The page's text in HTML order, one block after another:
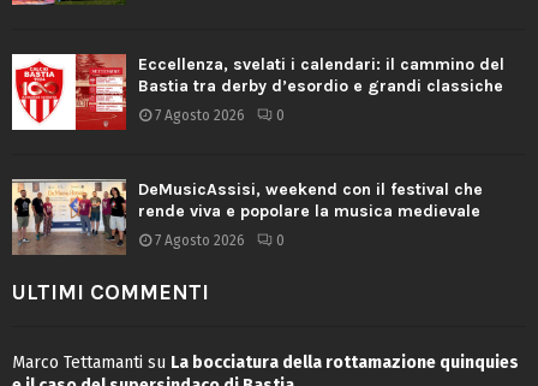
Eccellenza, svelati i calendari: il cammino del
Bastia tra derby d’esordio e grandi classiche
7 Agosto 2026 0
DeMusicAssisi, weekend con il festival che
rende viva e popolare la musica medievale
7 Agosto 2026 0
ULTIMI COMMENTI
Marco Tettamanti su La bocciatura della rottamazione quinquies